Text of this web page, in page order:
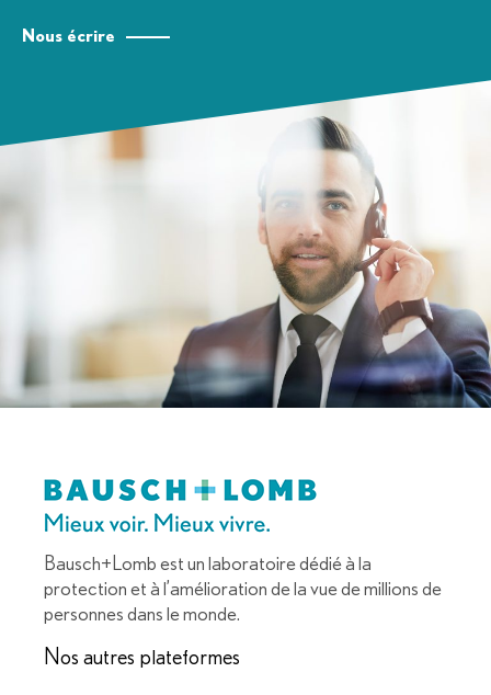
Nous écrire
Bausch+Lomb est un laboratoire dédié à la
protection et à l’amélioration de la vue de millions de
personnes dans le monde.
Nos autres plateformes